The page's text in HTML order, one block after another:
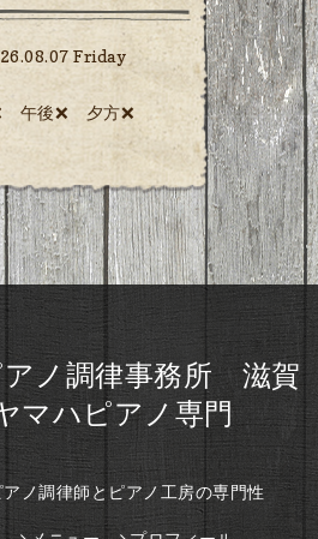
Friday
午後❌ 夕方❌️
アノ調律事務所 滋賀
マハピアノ専門
ノ調律師とピアノ工房の専門性